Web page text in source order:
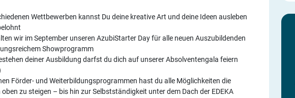
Wettbewerben kannst Du deine kreative Art und deine Ideen ausleben
wir im September unseren AzubiStarter Day für alle neuen Auszubildenden
Showprogramm
deiner Ausbildung darfst du dich auf unserer Absolventengala feiern
Förder- und Weiterbildungsprogrammen hast du alle Möglichkeiten die
zu steigen – bis hin zur Selbstständigkeit unter dem Dach der EDEKA